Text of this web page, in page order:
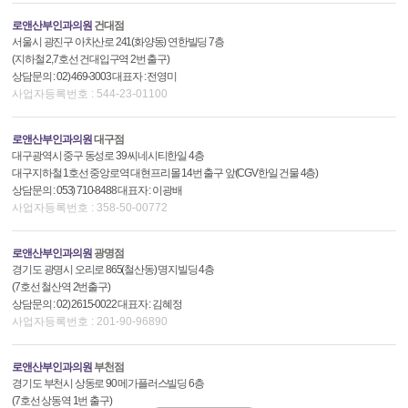
로앤산부인과의원 건대점
서울시 광진구 아차산로 241(화양동) 연한빌딩 7층
(지하철 2,7호선 건대입구역 2번 출구)
상담문의 : 02) 469-3003 대표자 : 전영미
사업자등록번호 : 544-23-01100
로앤산부인과의원대구점
대구광역시 중구 동성로 39 씨네시티한일 4층
대구지하철 1호선 중앙로역 대현프리몰 14번 출구 앞(CGV한일 건물 4층)
상담문의 : 053) 710-8488 대표자 : 이광배
사업자등록번호 : 358-50-00772
로앤산부인과의원광명점
경기도 광명시 오리로 865(철산동) 명지빌딩 4층
(7호선 철산역 2번출구)
상담문의 : 02) 2615-0022 대표자 : 김혜정
사업자등록번호 : 201-90-96890
로앤산부인과의원 부천점
경기도 부천시 상동로 90 메가플러스빌딩 6층
(7호선 상동역 1번 출구)